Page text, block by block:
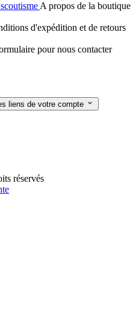
A propos de la boutique
d'expédition et de retours
pour nous contacter
liens de votre compte 
réservés